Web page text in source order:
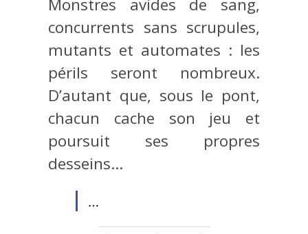
Monstres avides de sang,
concurrents sans scrupules,
mutants et automates : les
périls seront nombreux.
D’autant que, sous le pont,
chacun cache son jeu et
poursuit ses propres
desseins…
…